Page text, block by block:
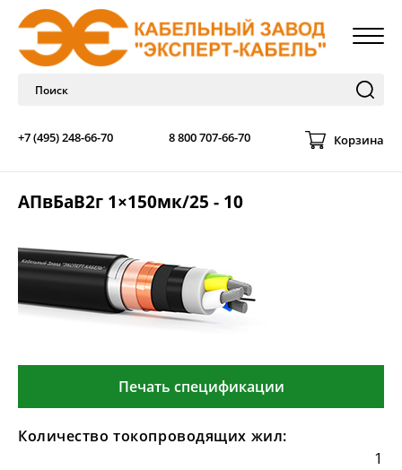
+7 (495) 248-66-70 8 800 707-66-70 Корзина
АПвБаВ2г 1×150мк/25 - 10
Печать спецификации
Количество токопроводящих жил:
1